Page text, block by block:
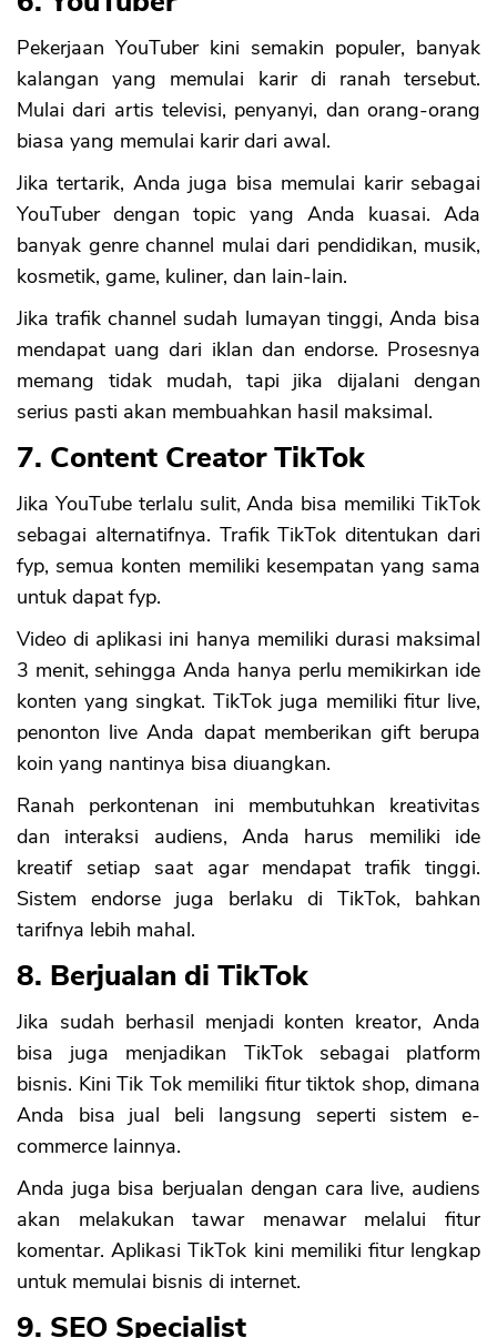
Pekerjaan YouTuber kini semakin populer, banyak
kalangan yang memulai karir di ranah tersebut.
Mulai dari artis televisi, penyanyi, dan orang-orang
biasa yang memulai karir dari awal.
Jika tertarik, Anda juga bisa memulai karir sebagai
YouTuber dengan topic yang Anda kuasai. Ada
banyak genre channel mulai dari pendidikan, musik,
kosmetik, game, kuliner, dan lain-lain.
Jika trafik channel sudah lumayan tinggi, Anda bisa
mendapat uang dari iklan dan endorse. Prosesnya
memang tidak mudah, tapi jika dijalani dengan
serius pasti akan membuahkan hasil maksimal.
7. Content Creator TikTok
Jika YouTube terlalu sulit, Anda bisa memiliki TikTok
sebagai alternatifnya. Trafik TikTok ditentukan dari
fyp, semua konten memiliki kesempatan yang sama
untuk dapat fyp.
Video di aplikasi ini hanya memiliki durasi maksimal
3 menit, sehingga Anda hanya perlu memikirkan ide
konten yang singkat. TikTok juga memiliki fitur live,
penonton live Anda dapat memberikan gift berupa
koin yang nantinya bisa diuangkan.
Ranah perkontenan ini membutuhkan kreativitas
dan interaksi audiens, Anda harus memiliki ide
kreatif setiap saat agar mendapat trafik tinggi.
Sistem endorse juga berlaku di TikTok, bahkan
tarifnya lebih mahal.
8. Berjualan di TikTok
Jika sudah berhasil menjadi konten kreator, Anda
bisa juga menjadikan TikTok sebagai platform
bisnis. Kini Tik Tok memiliki fitur tiktok shop, dimana
Anda bisa jual beli langsung seperti sistem e-
commerce lainnya.
Anda juga bisa berjualan dengan cara live, audiens
akan melakukan tawar menawar melalui fitur
komentar. Aplikasi TikTok kini memiliki fitur lengkap
untuk memulai bisnis di internet.
9. SEO Specialist